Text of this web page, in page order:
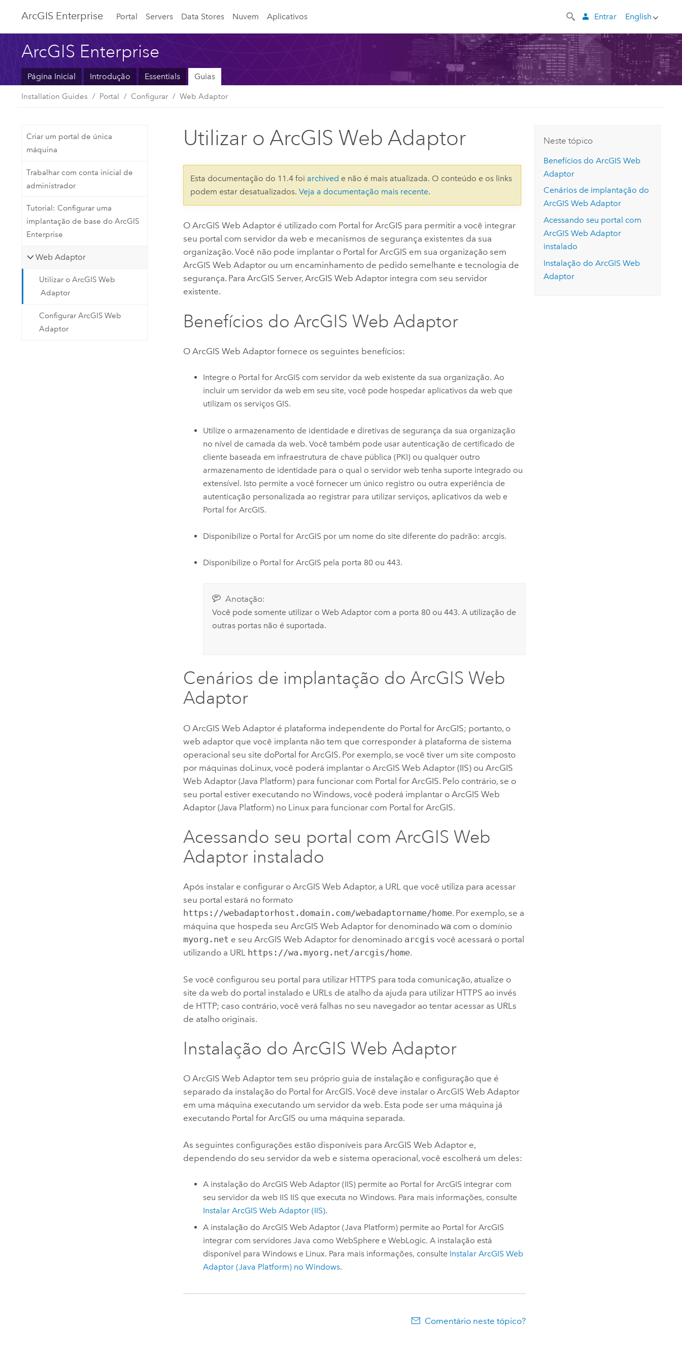
ArcGIS Enterprise Portal Servers Data Stores Nuvem Aplicativos English
Entrar
ArcGIS Enterprise
Página Inicial Introdução Essentials Guias
Installation Guides Portal Configurar Web Adaptor
Criar um portal de única
máquina
Trabalhar com conta inicial de
administrador
Tutorial: Configurar uma
implantação de base do ArcGIS
Enterprise
Web Adaptor
Utilizar o ArcGIS Web
Adaptor
Configurar ArcGIS Web
Adaptor
Utilizar o ArcGIS Web Adaptor
Esta documentação do 11.4 foi archived e não é mais atualizada. O conteúdo e os links
podem estar desatualizados.Veja a documentação mais recente.
OArcGIS Web Adaptor é utilizado com Portal for ArcGIS para permitir a você integrar
seu portal com servidor da web e mecanismos de segurança existentes da sua
organização. Você não pode implantar o Portal for ArcGIS em sua organização sem
ArcGIS Web Adaptor ou um encaminhamento de pedido semelhante e tecnologia de
segurança. ParaArcGIS Server,ArcGIS Web Adaptor integra com seu servidor
existente.
Benefícios do ArcGIS Web Adaptor
OArcGIS Web Adaptor fornece os seguintes benefícios:
Integre o Portal for ArcGIS com servidor da web existente da sua organização. Ao
incluir um servidor da web em seu site, você pode hospedar aplicativos da web que
utilizam os serviços GIS.
Utilize o armazenamento de identidade e diretivas de segurança da sua organização
no nível de camada da web. Você também pode usar autenticação de certificado de
cliente baseada em infraestrutura de chave pública (PKI) ou qualquer outro
armazenamento de identidade para o qual o servidor web tenha suporte integrado ou
extensível. Isto permite a você fornecer um único registro ou outra experiência de
autenticação personalizada ao registrar para utilizar serviços, aplicativos da web e
Portal for ArcGIS.
Disponibilize o Portal for ArcGIS por um nome do site diferente do padrão: arcgis.
Disponibilize o Portal for ArcGIS pela porta 80 ou 443.
Anotação:
Você pode somente utilizar o Web Adaptor com a porta 80 ou 443. A utilização de
outras portas não é suportada.
Cenários de implantação doArcGIS Web
Adaptor
OArcGIS Web Adaptor é plataforma independente do Portal for ArcGIS; portanto, o
web adaptor que você implanta não tem que corresponder à plataforma de sistema
operacional seu site doPortal for ArcGIS. Por exemplo, se você tiver um site composto
por máquinas doLinux, você poderá implantar oArcGIS Web Adaptor (IIS) ouArcGIS
Web Adaptor (Java Platform) para funcionar com Portal for ArcGIS. Pelo contrário, se o
seu portal estiver executando noWindows, você poderá implantar oArcGIS Web
Adaptor (Java Platform) no Linux para funcionar com Portal for ArcGIS.
Acessando seu portal com ArcGIS Web
Adaptor instalado
Após instalar e configurar oArcGIS Web Adaptor, a URL que você utiliza para acessar
seu portal estará no formato
https://webadaptorhost.domain.com/webadaptorname/home. Por exemplo, se a
máquina que hospeda seuArcGIS Web Adaptor for denominadowa com o domínio
myorg.net e seuArcGIS Web Adaptor for denominado arcgis você acessará o portal
utilizando a URL https://wa.myorg.net/arcgis/home.
Se você configurou seu portal para utilizar HTTPS para toda comunicação, atualize o
site da web do portal instalado e URLs de atalho da ajuda para utilizar HTTPS ao invés
de HTTP; caso contrário, você verá falhas no seu navegador ao tentar acessar as URLs
de atalho originais.
Instalação do ArcGIS Web Adaptor
OArcGIS Web Adaptor tem seu próprio guia de instalação e configuração que é
separado da instalação do Portal for ArcGIS. Você deve instalar oArcGIS Web Adaptor
em uma máquina executando um servidor da web. Esta pode ser uma máquina já
executando Portal for ArcGIS ou uma máquina separada.
As seguintes configurações estão disponíveis paraArcGIS Web Adaptor e,
dependendo do seu servidor da web e sistema operacional, você escolherá um deles:
A instalação do ArcGIS Web Adaptor (IIS)permite ao Portal for ArcGIS integrar com
seu servidor da web IIS IIS que executa no Windows. Para mais informações, consulte
Instalar ArcGIS Web Adaptor (IIS).
A instalação do ArcGIS Web Adaptor (Java Platform)permite ao Portal for ArcGIS
integrar com servidores Java como WebSpheree WebLogic. A instalação está
disponível para Windowse Linux. Para mais informações, consulte Instalar ArcGIS Web
Adaptor (Java Platform)no Windows.
Comentário neste tópico?
Neste tópico
Benefícios doArcGIS Web
Adaptor
Cenários de implantação do
ArcGIS Web Adaptor
Acessando seu portal com
ArcGIS Web Adaptor
instalado
Instalação doArcGIS Web
Adaptor